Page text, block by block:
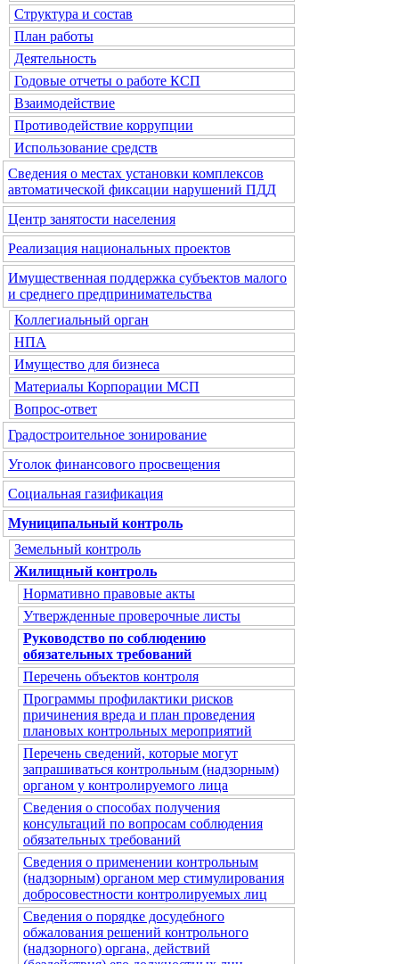
Структура и состав
План работы
Деятельность
Годовые отчеты о работе КСП
Взаимодействие
Противодействие коррупции
Использование средств
Сведения о местах установки комплексов
автоматической фиксации нарушений ПДД
Центр занятости населения
Реализация национальных проектов
Имущественная поддержка субъектов малого
и среднего предпринимательства
Коллегиальный орган
НПА
Имущество для бизнеса
Материалы Корпорации МСП
Вопрос-ответ
Градостроительное зонирование
Уголок финансового просвещения
Социальная газификация
Муниципальный контроль
Земельный контроль
Жилищный контроль
Нормативно правовые акты
Утвержденные проверочные листы
Руководство по соблюдению
обязательных требований
Перечень объектов контроля
Программы профилактики рисков
причинения вреда и план проведения
плановых контрольных мероприятий
Перечень сведений, которые могут
запрашиваться контрольным (надзорным)
органом у контролируемого лица
Сведения о способах получения
консультаций по вопросам соблюдения
обязательных требований
Сведения о применении контрольным
(надзорным) органом мер стимулирования
добросовестности контролируемых лиц
Сведения о порядке досудебного
обжалования решений контрольного
(надзорного) органа, действий